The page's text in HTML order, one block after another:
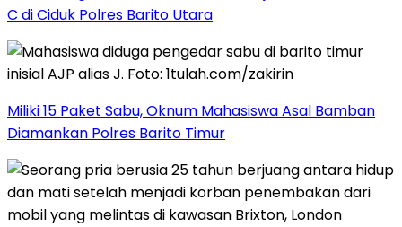
C di Ciduk Polres Barito Utara
Miliki 15 Paket Sabu, Oknum Mahasiswa Asal Bamban
Diamankan Polres Barito Timur